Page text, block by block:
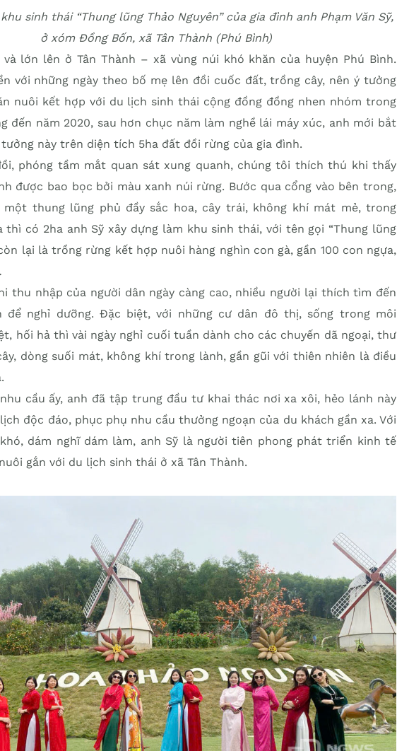
sinh thái “Thung lũng Thảo Nguyên” của gia đình anh Phạm Văn Sỹ,
ở xóm Đồng Bốn, xã Tân Thành (Phú Bình)
lớn lên ở Tân Thành – xã vùng núi khó khăn của huyện Phú Bình.
với những ngày theo bố mẹ lên đồi cuốc đất, trồng cây, nên ý tưởng
nuôi kết hợp với du lịch sinh thái cộng đồng đồng nhen nhóm trong
đến năm 2020, sau hơn chục năm làm nghề lái máy xúc, anh mới bắt
này trên diện tích 5ha đất đồi rừng của gia đình.
phóng tầm mắt quan sát xung quanh, chúng tôi thích thú khi thấy
được bao bọc bởi màu xanh núi rừng. Bước qua cổng vào bên trong,
thung lũng phủ đầy sắc hoa, cây trái, không khí mát mẻ, trong
thì có 2ha anh Sỹ xây dựng làm khu sinh thái, với tên gọi “Thung lũng
lại là trồng rừng kết hợp nuôi hàng nghìn con gà, gần 100 con ngựa,
thu nhập của người dân ngày càng cao, nhiều người lại thích tìm đến
để nghỉ dưỡng. Đặc biệt, với những cư dân đô thị, sống trong môi
hối hả thì vài ngày nghỉ cuối tuần dành cho các chuyến dã ngoại, thư
dòng suối mát, không khí trong lành, gần gũi với thiên nhiên là điều
cầu ấy, anh đã tập trung đầu tư khai thác nơi xa xôi, hẻo lánh này
độc đáo, phục phụ nhu cầu thưởng ngoạn của du khách gần xa. Với
dám nghĩ dám làm, anh Sỹ là người tiên phong phát triển kinh tế
gắn với du lịch sinh thái ở xã Tân Thành.